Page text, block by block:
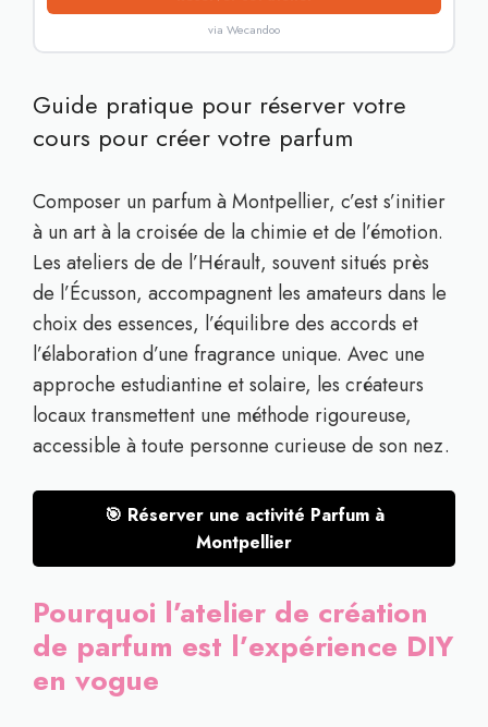
via Wecandoo
Guide pratique pour réserver votre
cours pour créer votre parfum
Composer un parfum à Montpellier, c’est s’initier
à un art à la croisée de la chimie et de l’émotion.
Les ateliers de de l’Hérault, souvent situés près
de l’Écusson, accompagnent les amateurs dans le
choix des essences, l’équilibre des accords et
l’élaboration d’une fragrance unique. Avec une
approche estudiantine et solaire, les créateurs
locaux transmettent une méthode rigoureuse,
accessible à toute personne curieuse de son nez.
🎯 Réserver une activité Parfum à
Montpellier
Pourquoi l’atelier de création
de parfum est l’expérience DIY
en vogue